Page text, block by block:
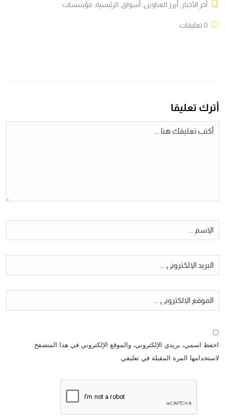
آخر الأخبار أبرز العناوين أسواق الرئيسية مؤسسات
أترك تعليقا
احفظ اسمي، بريدي الإلكتروني، والموقع الإلكتروني في هذا المتصفح
لاستخدامها المرة المقبلة في تعليقي.